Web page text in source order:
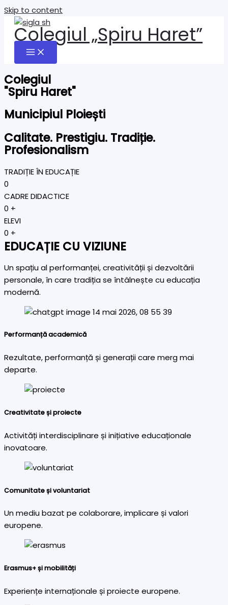
Skip to content
Colegiul „Spiru Haret”
Colegiul
"Spiru Haret"
Municipiul Ploiești
Calitate. Prestigiu. Tradiție.
Profesionalism
TRADIȚIE ÎN EDUCAȚIE
0
CADRE DIDACTICE
0 +
ELEVI
0 +
EDUCAȚIE CU VIZIUNE
Un spațiu al performanței, creativității și dezvoltării
personale, în care tradiția se întâlnește cu educația
modernă.
Performanță academică
Rezultate, performanță și generații care merg mai
departe.
Creativitate și proiecte
Activități interdisciplinare și inițiative educaționale
inovatoare.
Comunitate și voluntariat
Un mediu bazat pe colaborare, implicare și valori
europene.
Erasmus+ și mobilități
Experiențe internaționale și proiecte europene.